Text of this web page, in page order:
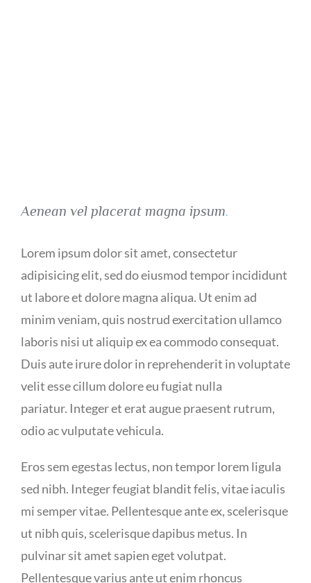
Aenean vel placerat magna ipsum.
Lorem ipsum dolor sit amet, consectetur
adipisicing elit, sed do eiusmod tempor incididunt
ut labore et dolore magna aliqua. Ut enim ad
minim veniam, quis nostrud exercitation ullamco
laboris nisi ut aliquip ex ea commodo consequat.
Duis aute irure dolor in reprehenderit in voluptate
velit esse cillum dolore eu fugiat nulla
pariatur. Integer et erat augue praesent rutrum,
odio ac vulputate vehicula.
Eros sem egestas lectus, non tempor lorem ligula
sed nibh. Integer feugiat blandit felis, vitae iaculis
mi semper vitae. Pellentesque ante ex, scelerisque
ut nibh quis, scelerisque dapibus metus. In
pulvinar sit amet sapien eget volutpat.
Pellentesque varius ante ut enim rhoncus